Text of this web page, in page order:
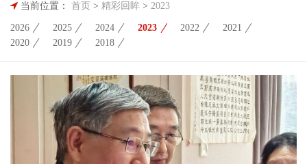
当前位置： 首页 > 精彩回眸 > 2023
2026 2025 2024 2023 2022
2021
2020
2019 2018